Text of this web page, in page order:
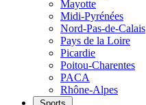
Mayotte
Midi-Pyrénées
Nord-Pas-de-Calais
Pays de la Loire
Picardie
Poitou-Charentes
PACA
Rhône-Alpes